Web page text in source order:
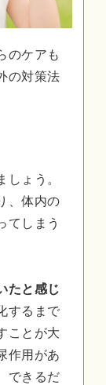
のケアも
の対策法
しょう。
、体内の
てしまう
たと感じ
するまで
ことが大
作用があ
できるだ